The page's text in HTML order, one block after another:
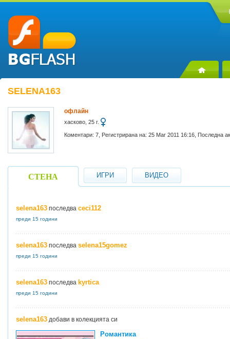
SELENA163
офлайн
хасково, 25 г.
Коментари: 7, Регистрирана на: 25 Mar 2011 16:16, Последна
СТЕНА ИГРИ ВИДЕО
selena163 последва ceci112
преди 15 години
selena163 последва selena15gomez
преди 15 години
selena163 последва kyrtica
преди 15 години
selena163 добави в колекцията си
Романтика